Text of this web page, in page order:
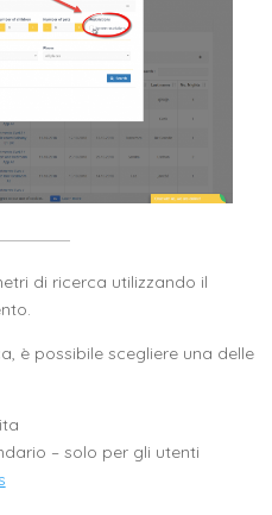
di ricerca utilizzando il
è possibile scegliere una delle
– solo per gli utenti